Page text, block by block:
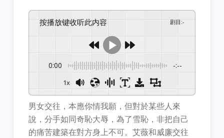
按播放键收听此内容 剧目 :-
0:00 -:--
1x
男女交往，本應你情我願，但對於某些人來
說，分手如同奇恥大辱，為了雪恥，非把自己
的痛苦建築在對方身上不可。艾薇和威廉交往